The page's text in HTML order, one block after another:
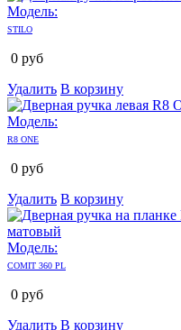
Модель:
STILO
0 руб
Удалить В корзину
Модель:
R8 ONE
0 руб
Удалить В корзину
Модель:
COMIT 360 PL
0 руб
Удалить В корзину